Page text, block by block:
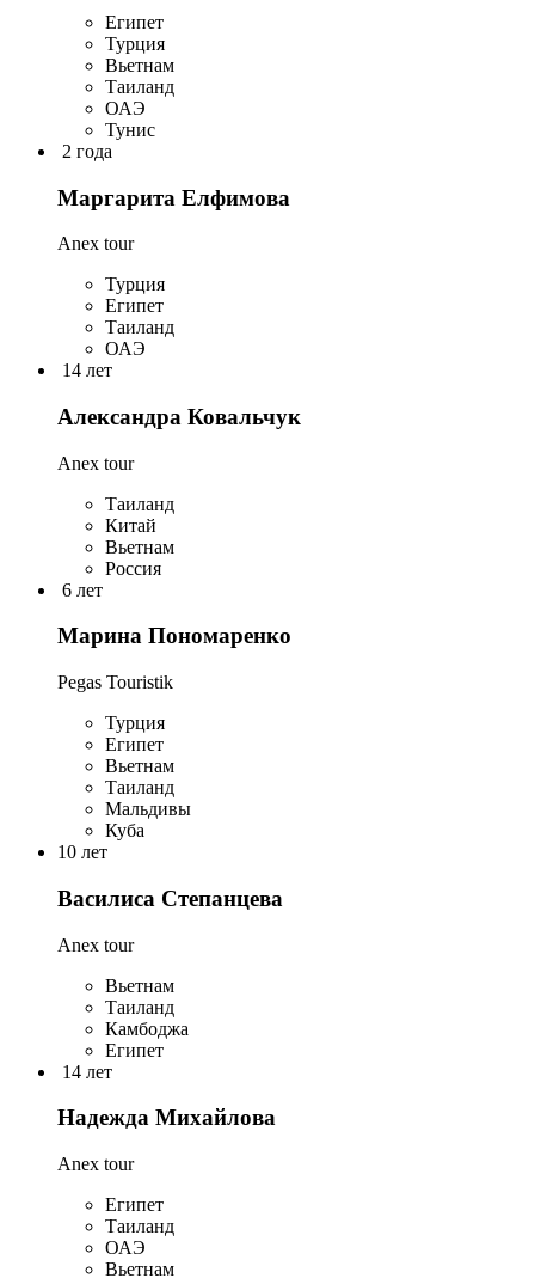
Египет
Турция
Вьетнам
Таиланд
ОАЭ
Тунис
2 года
Маргарита Елфимова
Anex tour
Турция
Египет
Таиланд
ОАЭ
14 лет
Александра Ковальчук
Anex tour
Таиланд
Китай
Вьетнам
Россия
6 лет
Марина Пономаренко
Pegas Touristik
Турция
Египет
Вьетнам
Таиланд
Мальдивы
Куба
10 лет
Василиса Степанцева
Anex tour
Вьетнам
Таиланд
Камбоджа
Египет
14 лет
Надежда Михайлова
Anex tour
Египет
Таиланд
ОАЭ
Вьетнам